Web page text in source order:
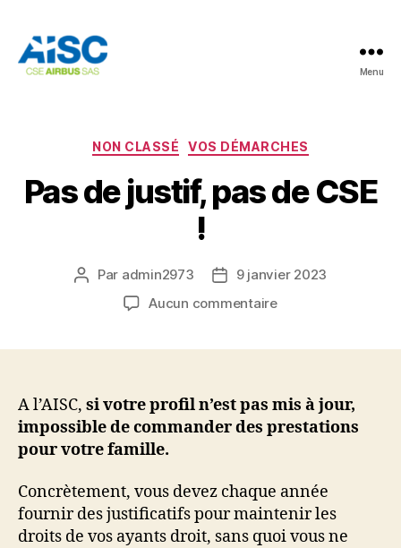
Menu
Catégories
NON CLASSÉ VOS DÉMARCHES
Pas de justif, pas de CSE
!
Auteur
Par admin2973
Date9 janvier 2023
Aucun commentairesur
de
CSE
A l’AISC, si votre profil n’est pas mis à jour,
impossible de commander des prestations
pour votre famille.
Concrètement, vous devez chaque année
fournir des justificatifs pour maintenir les
droits de vos ayants droit, sans quoi vous ne